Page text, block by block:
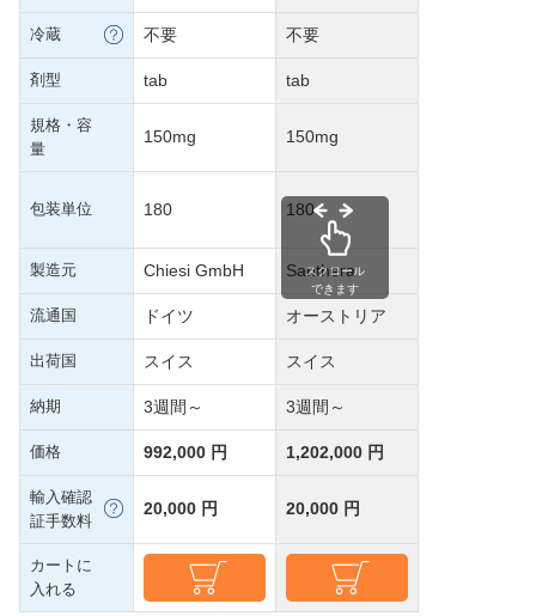
冷蔵 不要 不要
剤型 tab tab
規格・容
量
150mg 150mg
包装単位 180 180
製造元 Chiesi GmbH Santhera
流通国 ドイツ オーストリア
出荷国 スイス スイス
納期 3週間～ 3週間～
価格 992,000 円 1,202,000 円
輸入確認
証手数料
20,000 円 20,000 円
カートに
入れる
スクロール
できます